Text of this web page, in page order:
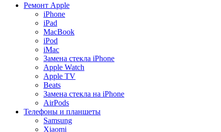
Ремонт Apple
iPhone
iPad
MacBook
iPod
iMac
Замена стекла iPhone
Apple Watch
Apple TV
Beats
Замена стекла на iPhone
AirPods
Телефоны и планшеты
Samsung
Xiaomi